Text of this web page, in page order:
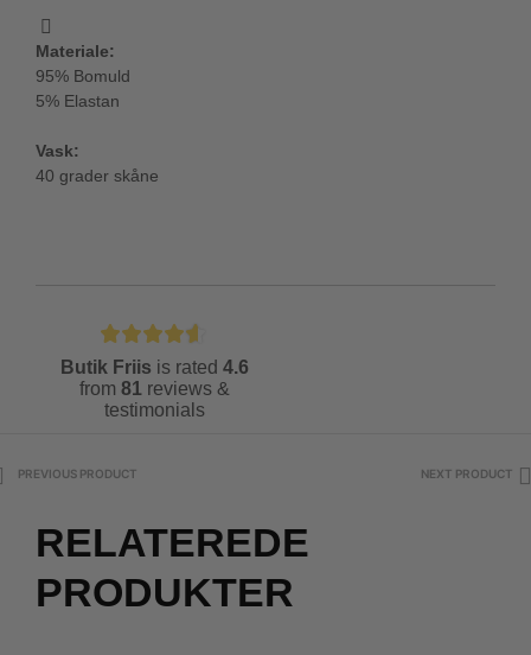
Materiale:
95% Bomuld
5% Elastan
Vask:
40 grader skåne
Butik Friis is rated 4.6
from 81 reviews &
testimonials
PREVIOUS PRODUCT NEXT PRODUCT
RELATEREDE
PRODUKTER